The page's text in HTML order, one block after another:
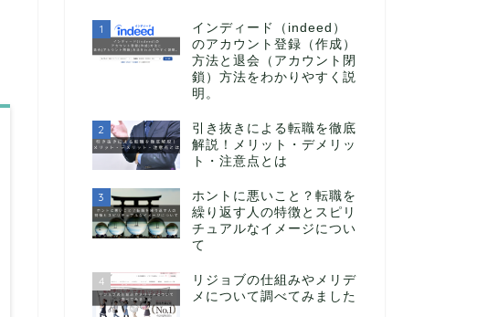
1
インディード（indeed）
のアカウント登録（作成）
方法と退会（アカウント閉
鎖）方法をわかりやすく説
明。
2
引き抜きによる転職を徹底
解説！メリット・デメリッ
ト・注意点とは
3
ホントに悪いこと？転職を
繰り返す人の特徴とスピリ
チュアルなイメージについ
て
4
リジョブの仕組みやメリデ
メについて調べてみました